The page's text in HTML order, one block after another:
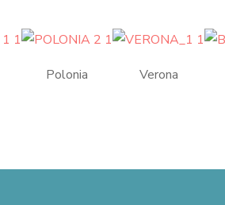
Polonia Verona